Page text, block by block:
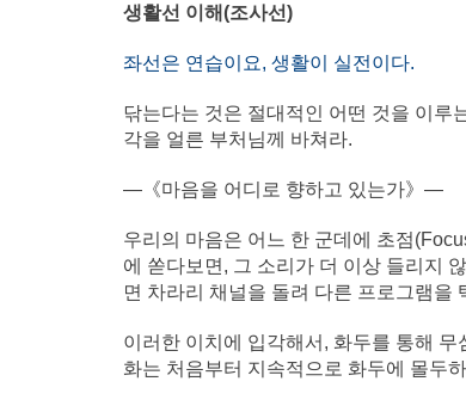
생활선 이해(조사선)
좌선은 연습이요, 생활이 실전이다.
닦는다는 것은 절대적인 어떤 것을 이루
각을 얼른 부처님께 바쳐라.
―《마음을 어디로 향하고 있는가》―
우리의 마음은 어느 한 군데에 초점
에 쏟다보면, 그 소리가 더 이상 들리지
면 차라리 채널을 돌려 다른 프로그램을
이러한 이치에 입각해서, 화두를 통해
화는 처음부터 지속적으로 화두에 몰두